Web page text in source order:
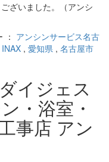
ざいました。（アンシ
アンシンサービス名古
INAX , 愛知県 , 名古屋市
イジェス
・浴室・
事店 アン